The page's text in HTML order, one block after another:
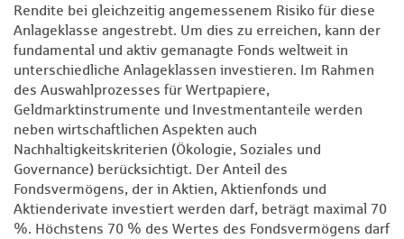
Rendite bei gleichzeitig angemessenem Risiko für diese
Anlageklasse angestrebt. Um dies zu erreichen, kann der
fundamental und aktiv gemanagte Fonds weltweit in
unterschiedliche Anlageklassen investieren. Im Rahmen
des Auswahlprozesses für Wertpapiere,
Geldmarktinstrumente und Investmentanteile werden
neben wirtschaftlichen Aspekten auch
Nachhaltigkeitskriterien (Ökologie, Soziales und
Governance) berücksichtigt. Der Anteil des
Fondsvermögens, der in Aktien, Aktienfonds und
Aktienderivate investiert werden darf, beträgt maximal 70
%. Höchstens 70 % des Wertes des Fondsvermögens darf